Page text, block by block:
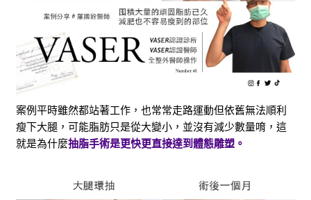
案例平時雖然都站著工作，也常常走路運動但依舊無法順利
瘦下大腿，可能脂肪只是從大變小，並沒有減少數量唷，這
就是為什麼抽脂手術是更快更直接達到體態雕塑。